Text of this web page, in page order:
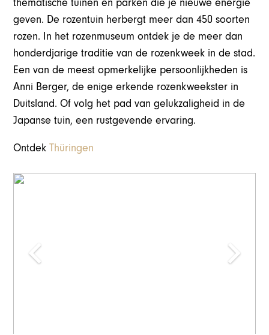
geven. De rozentuin herbergt meer dan 450 soorten
rozen. In het rozenmuseum ontdek je de meer dan
honderdjarige traditie van de rozenkweek in de stad.
Een van de meest opmerkelijke persoonlijkheden is
Anni Berger, de enige erkende rozenkweekster in
Duitsland. Of volg het pad van gelukzaligheid in de
Japanse tuin, een rustgevende ervaring.
OntdekThüringen